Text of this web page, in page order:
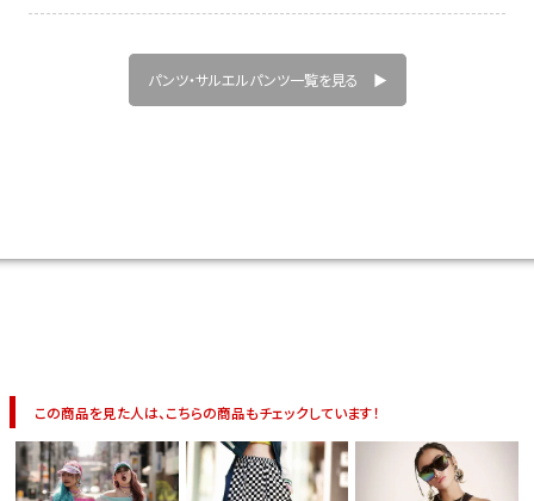
パンツ・サルエルパンツ一覧を見る ▶
この商品を見た人は、こちらの商品もチェックしています！